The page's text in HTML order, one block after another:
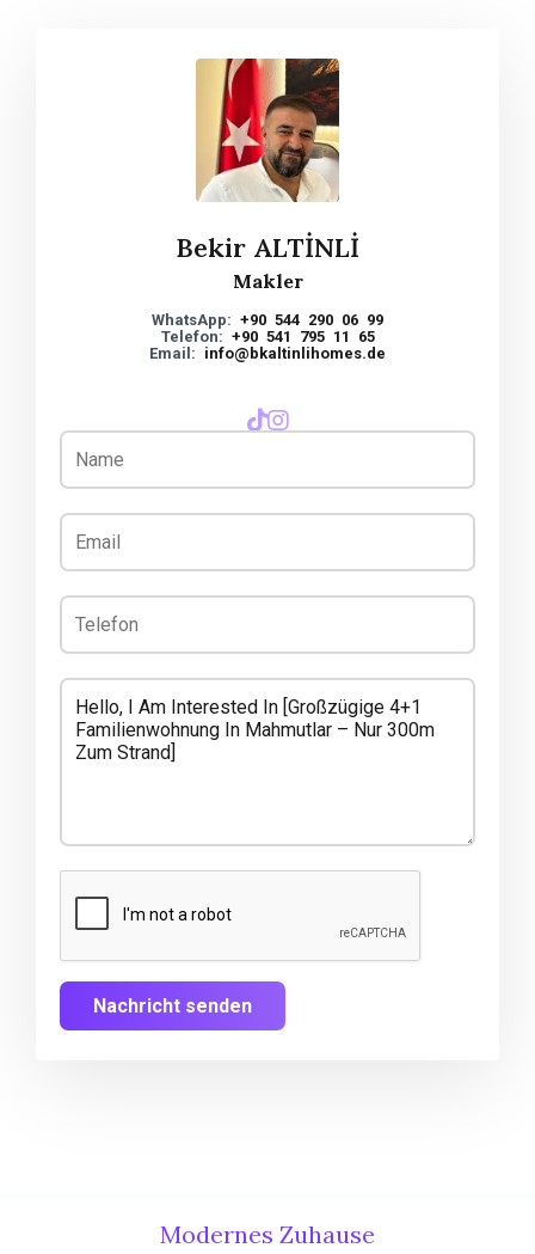
Bekir ALTİNLİ
Makler
WhatsApp: +90 544 290 06 99
Telefon: +90 541 795 11 65
Email: info@bkaltinlihomes.de
Nachricht senden
Modernes Zuhause